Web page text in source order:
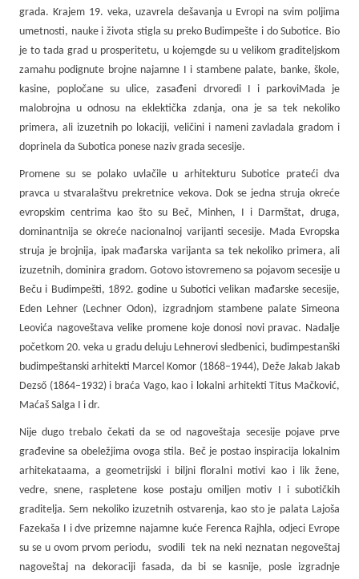
grada. Krajem 19. veka, uzavrela dešavanja u Evropi na svim poljima
umetnosti, nauke i života stigla su preko Budimpešte i do Subotice. Bio
je to tada grad u prosperitetu, u kojemgde su u velikom graditeljskom
zamahu podignute brojne najamne I i stambene palate, banke, škole,
kasine, popločane su ulice, zasađeni drvoredi I i parkoviMada je
malobrojna u odnosu na eklektička zdanja, ona je sa tek nekoliko
primera, ali izuzetnih po lokaciji, veličini i nameni zavladala gradom i
doprinela da Subotica ponese naziv grada secesije.
Promene su se polako uvlačile u arhitekturu Subotice prateći dva
pravca u stvaralaštvu prekretnice vekova. Dok se jedna struja okreće
evropskim centrima kao što su Beč, Minhen, I i Darmštat, druga,
dominantnija se okreće nacionalnoj varijanti secesije. Mada Evropska
struja je brojnija, ipak mađarska varijanta sa tek nekoliko primera, ali
izuzetnih, dominira gradom. Gotovo istovremeno sa pojavom secesije u
Beču i Budimpešti, 1892. godine u Subotici velikan mađarske secesije,
Eden Lehner (Lechner Odon), izgradnjom stambene palate Simeona
Leovića nagoveštava velike promene koje donosi novi pravac. Nadalje
početkom 20. veka u gradu deluju Lehnerovi sledbenici, budimpestanški
budimpeštanski arhitekti Marcel Komor (1868–1944), Deže Jakab Jakab
Dezső (1864–1932) i braća Vago, kao i lokalni arhitekti Titus Mačković,
Maćaš Salga I i dr.
Nije dugo trebalo čekati da se od nagoveštaja secesije pojave prve
građevine sa obeležjima ovoga stila. Beč je postao inspiracija lokalnim
arhitekataama, a geometrijski i biljni floralni motivi kao i lik žene,
vedre, snene, raspletene kose postaju omiljen motiv I i subotičkih
graditelja. Sem nekoliko izuzetnih ostvarenja, kao sto je palata Lajoša
Fazekaša I i dve prizemne najamne kuće Ferenca Rajhla, odjeci Evrope
su se u ovom prvom periodu, svodili tek na neki neznatan negoveštaj
nagoveštaj na dekoraciji fasada, da bi se kasnije, posle izgradnje